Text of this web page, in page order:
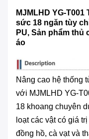
MJMLHD YG-
sức 18 ngăn tùy
PU, Sản phẩm thủ
áo
Nâng cao hệ thống
với MJMLHD YG-
18 khoang chuyên
loạt các vật có giá
đồng hồ, cà vạt và